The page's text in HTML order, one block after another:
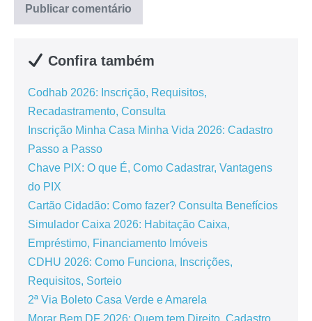
Confira também
Codhab 2026: Inscrição, Requisitos,
Recadastramento, Consulta
Inscrição Minha Casa Minha Vida 2026: Cadastro
Passo a Passo
Chave PIX: O que É, Como Cadastrar, Vantagens
do PIX
Cartão Cidadão: Como fazer? Consulta Benefícios
Simulador Caixa 2026: Habitação Caixa,
Empréstimo, Financiamento Imóveis
CDHU 2026: Como Funciona, Inscrições,
Requisitos, Sorteio
2ª Via Boleto Casa Verde e Amarela